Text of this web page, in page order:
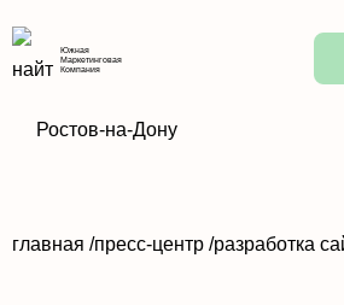
Южная
Маркетинговая
Компания
Ростов-на-Дону
главная /пресс-центр /разработка